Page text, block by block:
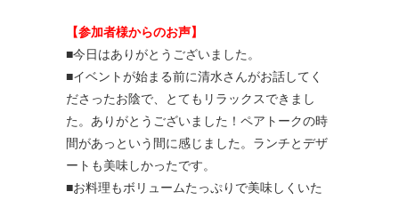
【参加者様からのお声】
■今日はありがとうございました。
■イベントが始まる前に清水さんがお話してく
ださったお陰で、とてもリラックスできまし
た。ありがとうございました！ペアトークの時
間があっという間に感じました。ランチとデザ
ートも美味しかったです。
■お料理もボリュームたっぷりで美味しくいた